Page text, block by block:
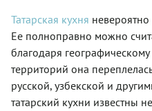
Татарская кухня
Ее полноправно можно
благодаря
территорий она
русской, узбекской и
татарский кухни известны